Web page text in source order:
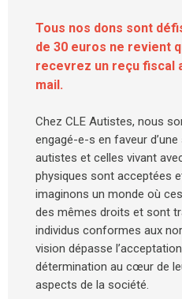
Tous nos dons sont
de 30 euros ne revient
recevrez un reçu fiscal
mail.
Chez CLE Autistes, nous
engagé-e-s en faveur
autistes et celles vivant
physiques sont acceptées
imaginons un monde où
des mêmes droits et sont
individus conformes aux
vision dépasse
détermination au cœur de
aspects de la société.